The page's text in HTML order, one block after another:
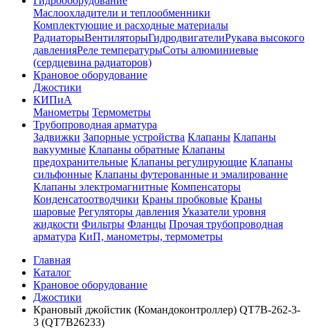
Маслоохладители и теплообменники
Комплектующие и расходные материалы
РадиаторыВентиляторыГидродвигателиРукава высокого
давленияРеле температурыСоты алюминиевые
(сердцевина радиаторов)
Крановое оборудование
Джостики
КИПиА
Манометры Термометры
Трубопроводная арматура
Задвижки Запорные устройства Клапаны Клапаны
вакуумные Клапаны обратные Клапаны
предохранительные Клапаны регулирующие Клапаны
сильфонные Клапаны футерованные и эмалированне
Клапаны электромагнитные Компенсаторы
Конденсатоотводчики Краны пробковые Краны
шаровые Регуляторы давления Указатели уровня
жидкости Фильтры Фланцы Прочая трубопроводная
арматура КиП, манометры, термометры
Главная
Каталог
Крановое оборудование
Джостики
Крановый джойстик (Командоконтроллер) QT7B-262-3-
3 (QT7B26233)